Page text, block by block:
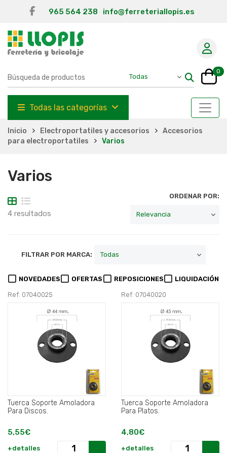
965 564 238 info@ferreteriallopis.es
0
Todas las categorías
Inicio Electroportatiles y accesorios
Accesorios
para electroportatiles
Varios
Varios
4 resultados
ORDENAR POR:
FILTRAR POR MARCA:
NOVEDADES OFERTAS REPOSICIONES LIQUIDACIÓN
Ref: 07040025
Tuerca Soporte Amoladora
Para Discos.
5,55€
+detalles
Ref: 07040020
Tuerca Soporte Amoladora
Para Platos.
4,80€
+detalles